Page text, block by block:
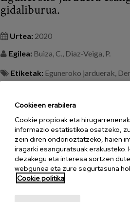
gidaliburua.
Urtea: 2020
Egilea: Buiza, C., Diaz-Veiga, P.
Etiketak: Eguneroko jarduerak,
gerontologikoak,egoitzak,etxeko
Cookieen erabilera
Cookie propioak eta
informazio estatistikoa osatzeko,
zein diren ondorioztatzeko, haien
iragarki esanguratsuak
dezakegu eta interesa sortzen
webgunea eta zure segurtasuna
Cookie politika